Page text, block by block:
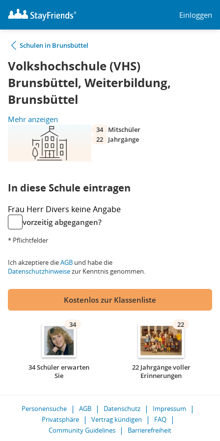
Einloggen
Schulen in Brunsbüttel
Volkshochschule (VHS)
Brunsbüttel, Weiterbildung,
Brunsbüttel
Mehr anzeigen
34
Mitschüler
22
Jahrgänge
In diese Schule eintragen
Frau Herr Divers keine Angabe
vorzeitig abgegangen?
* Pflichtfelder
Ich akzeptiere dieAGB und habe die
Datenschutzhinweisezur Kenntnis genommen.
Kostenlos zur Klassenliste
34
34 Schüler erwarten
Sie
22
22 Jahrgänge voller
Erinnerungen
Personensuche AGB Datenschutz
Impressum
Privatsphäre
Vertrag kündigen
FAQ
Community Guidelines
Barrierefreiheit